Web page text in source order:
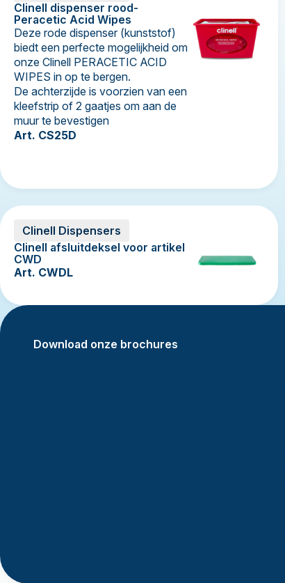
Clinell dispenser rood-
Peracetic Acid Wipes
Deze rode dispenser (kunststof)
biedt een perfecte mogelijkheid om
onze Clinell PERACETIC ACID
WIPES in op te bergen.
De achterzijde is voorzien van een
kleefstrip of 2 gaatjes om aan de
muur te bevestigen
Art. CS25D
Clinell Dispensers
Clinell afsluitdeksel voor artikel
CWD
Art. CWDL
Download onze brochures